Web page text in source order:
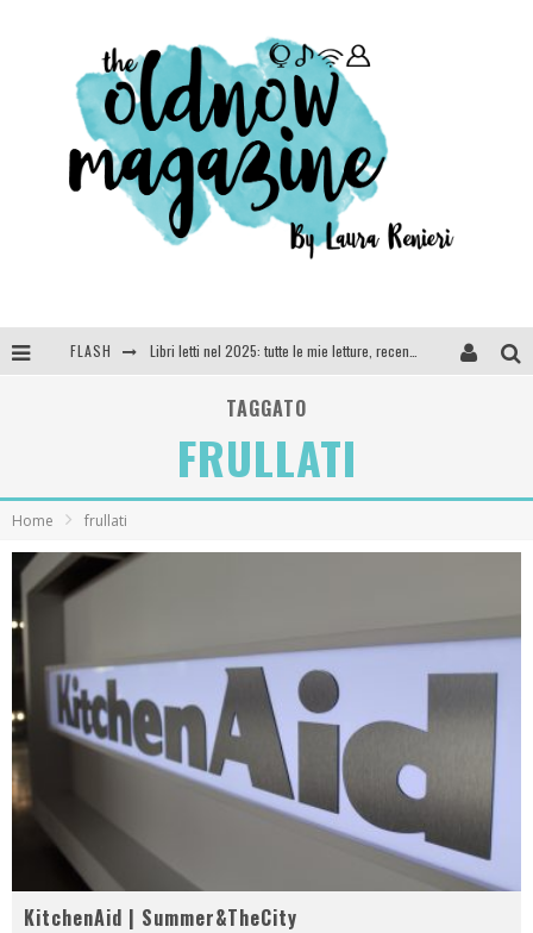
FLASH
SEE YOU AT 5 | Chanel
Anya Taylor-Joy, Jisoo e Willow Smith protagoniste della nuova campagna Dior Addict
TAGGATO
FRULLATI
Home frullati
KitchenAid | Summer&TheCity